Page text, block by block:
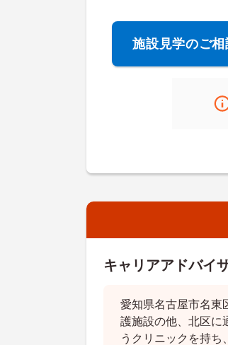
施設見学のご相
キャリアアドバイ
愛知県名古屋市名東
護施設の他、北区に
うクリニックを持